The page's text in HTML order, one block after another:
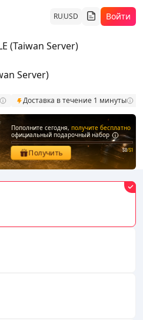
RUUSD Войти
(Taiwan Server)
Server)
Доставка в течение 1 минуты
Пополните сегодня, получите бесплатно
официальный подарочный набор
Получить $0/$1